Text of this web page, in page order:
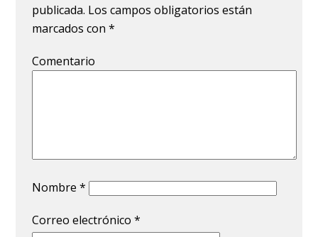
publicada. Los campos obligatorios están
marcados con*
Comentario
Nombre*
Correo electrónico*